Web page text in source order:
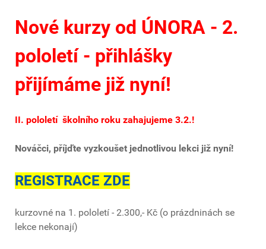
Nové kurzy od ÚNORA - 2.
pololetí - přihlášky
přijímáme již nyní!
II. pololetí školního roku zahajujeme 3.2.!
Nováčci, příjďte vyzkoušet jednotlivou lekci již nyní!
REGISTRACE ZDE
kurzovné na 1. pololetí - 2.300,- Kč (o prázdninách se
lekce nekonají)